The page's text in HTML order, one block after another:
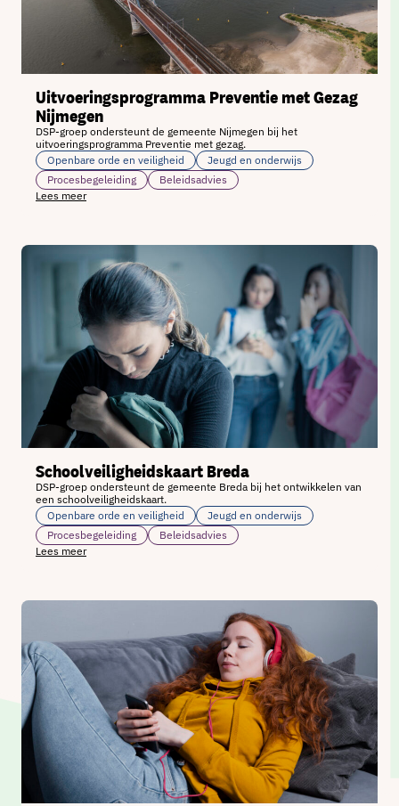
Uitvoeringsprogramma Preventie met Gezag
Nijmegen
DSP-groep ondersteunt de gemeente Nijmegen bij het
uitvoeringsprogramma Preventie met gezag.
Openbare orde en veiligheid
Jeugd en onderwijs
Procesbegeleiding
Beleidsadvies
Lees meer
Schoolveiligheidskaart Breda
DSP-groep ondersteunt de gemeente Breda bij het ontwikkelen van
een schoolveiligheidskaart.
Openbare orde en veiligheid
Jeugd en onderwijs
Procesbegeleiding
Beleidsadvies
Lees meer